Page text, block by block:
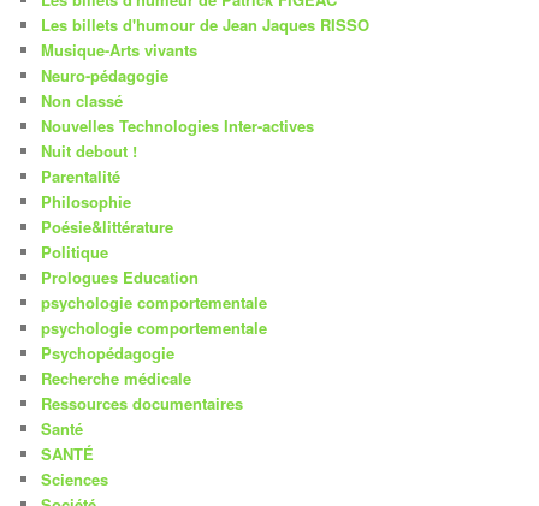
Les billets d'humour de Jean Jaques RISSO
Musique-Arts vivants
Neuro-pédagogie
Non classé
Nouvelles Technologies Inter-actives
Nuit debout !
Parentalité
Philosophie
Poésie&littérature
Politique
Prologues Education
psychologie comportementale
psychologie comportementale
Psychopédagogie
Recherche médicale
Ressources documentaires
Santé
SANTÉ
Sciences